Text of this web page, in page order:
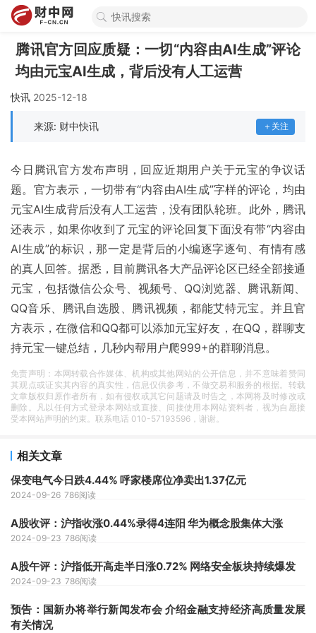
腾讯官方回应质疑：一切“内容由AI生成”评论
均由元宝AI生成，背后没有人工运营
快讯 2025-12-18
来源: 财中快讯 ＋关注
今日腾讯官方发布声明，回应近期用户关于元宝的争议话
题。官方表示，一切带有“内容由AI生成”字样的评论，均由
元宝AI生成背后没有人工运营，没有团队轮班。此外，腾讯
还表示，如果你收到了元宝的评论回复下面没有带“内容由
AI生成”的标识，那一定是背后的小编逐字逐句、有情有感
的真人回答。据悉，目前腾讯各大产品评论区已经全部接通
元宝，包括微信公众号、视频号、QQ浏览器、腾讯新闻、
QQ音乐、腾讯自选股、腾讯视频，都能艾特元宝。并且官
方表示，在微信和QQ都可以添加元宝好友，在QQ，群聊支
持元宝一键总结，几秒内帮用户爬999+的群聊消息。
免责声明：本网转载合作媒体、机构或其他网站的公开信息，并不意味着赞同
其观点或证实其内容的真实性，信息仅供参考，不做交易和服务的根据。转载
文章版权归原作者所有，如有侵权或其它问题请及时告之，本网将及时修改或
删除。凡以任何方式登录本网站或直接、间接使用本网站资料者，视为自愿接
受本网站声明的约束。联系电话 010-57193596，谢谢。
相关文章
保变电气今日跌4.44% 呼家楼席位净卖出1.37亿元
2024-09-26 786阅读
A股收评：沪指收涨0.44%录得4连阳 华为概念股集体大涨
2024-09-23 786阅读
A股午评：沪指低开高走半日涨0.72% 网络安全板块持续爆发
2024-09-23 786阅读
预告：国新办将举行新闻发布会 介绍金融支持经济高质量发展
有关情况